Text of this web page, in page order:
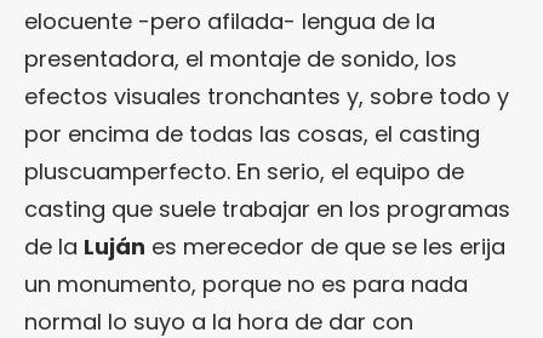
elocuente -pero afilada- lengua de la
presentadora, el montaje de sonido, los
efectos visuales tronchantes y, sobre todo y
por encima de todas las cosas, el casting
pluscuamperfecto. En serio, el equipo de
casting que suele trabajar en los programas
de la Luján es merecedor de que se les erija
un monumento, porque no es para nada
normal lo suyo a la hora de dar con